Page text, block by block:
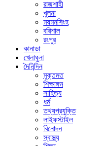
রাজশাহী
খুলনা
ময়মনসিংহ
বরিশাল
রংপুর
কানাডা
খেলাধুলা
দৈনিন্দিন
মুক্তমত
শিক্ষাঙ্গন
সাহিত্য
ধর্ম
তথ্যপ্রযুক্তি
লাইফস্টাইল
বিনোদন
স্বাস্থ্য